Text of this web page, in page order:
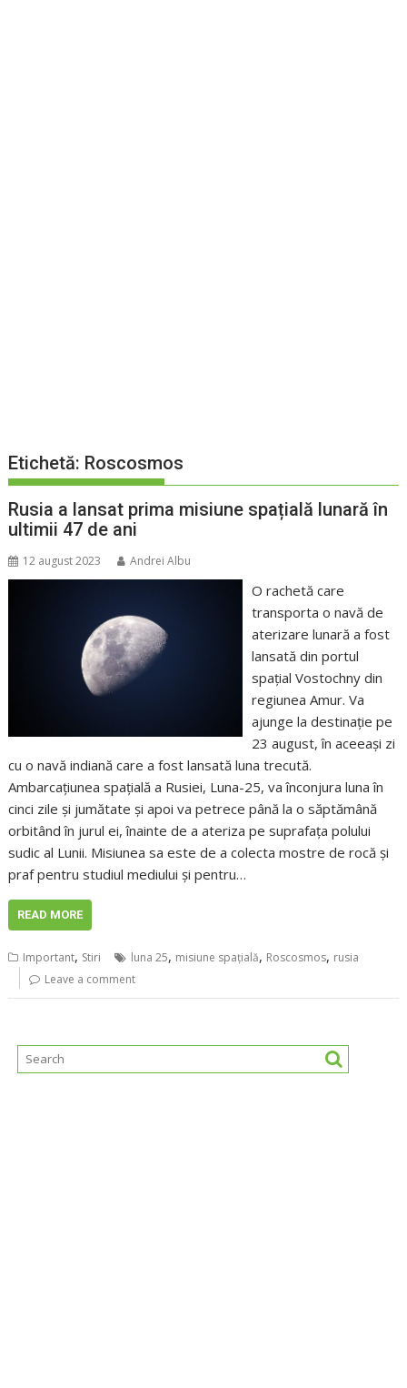
Etichetă: Roscosmos
Rusia a lansat prima misiune spațială lunară în
ultimii 47 de ani
12 august 2023 Andrei Albu
O rachetă care
transporta o navă de
aterizare lunară a fost
lansată din portul
spațial Vostochny din
regiunea Amur. Va
ajunge la destinație pe
23 august, în aceeași zi
cu o navă indiană care a fost lansată luna trecută.
Ambarcațiunea spațială a Rusiei, Luna-25, va înconjura luna în
cinci zile și jumătate și apoi va petrece până la o săptămână
orbitând în jurul ei, înainte de a ateriza pe suprafața polului
sudic al Lunii. Misiunea sa este de a colecta mostre de rocă și
praf pentru studiul mediului și pentru…
READ MORE
Important, Stiri luna 25, misiune spațială, Roscosmos, rusia
Leave a comment